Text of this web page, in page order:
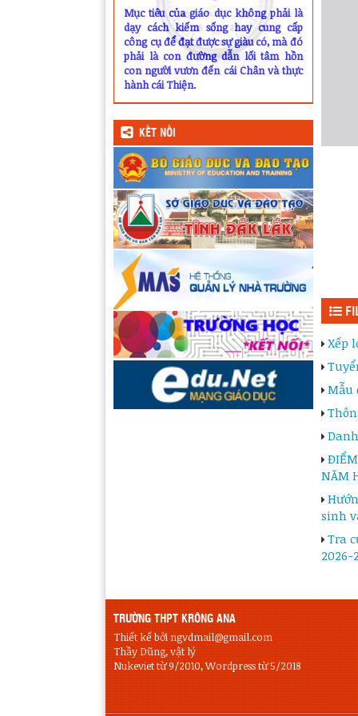
Mục tiêu của giáo dục không phải là
dạy cách kiếm sống hay cung cấp
công cụ để đạt được sự giàu có, mà đó
phải là con đường dẫn lối tâm hồn
con người vươn đến cái Chân và thực
hành cái Thiện.
KẾT NỐI
Xếp
Mẫu
ĐIỂM
NĂM
sinh
Tra
2026-
TRƯỜNG THPT KRÔNG ANA
Thiết kế bởi ngvdmail@gmail.com
Thầy Dũng, vật lý
Nukeviet từ 9/2010, Wordpress từ 5/2018